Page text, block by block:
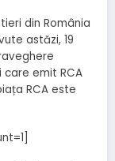
din România
astăzi, 19
care emit RCA
RCA este